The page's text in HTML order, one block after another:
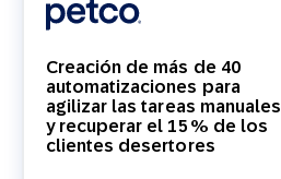
Creación de más de 40
automatizaciones para
agilizar las tareas manuales
y recuperar el 15 % de los
clientes desertores